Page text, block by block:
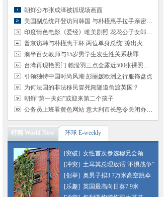
朝鲜公布张成泽被抓现场画面
美国副总统拜登访问韩国 与朴槿惠手拉手亲密交谈
印度情色电影《爱经》唯美剧照 花花公子女郎出演
普京访韩与朴槿惠干杯 两位单身总统“擦出火花”（组图）
澳半百女教师与15岁男学生发生性关系获罪
台湾再现艳照门 赖滢羽三点全露近500张裸照外泄
引领独特中国时尚风潮 彭丽媛欧洲之行服饰盘点
为何法国的非法移民冒死闯隧道偷渡英国？
朝鲜“第一夫妇”或迎来第二个孩子
公务员上班看黄色网站 意大利市长怒令关闭办公室网络
特稿 World Now 环球 E-weekly
[突破] 女性首次参选穆兄会领导人
[冲突] 土耳其总理放话“不惧战争”
[创举] 奥男子拟3.7万米高空跳伞
[乐趣] 英国最高向日葵7.9米